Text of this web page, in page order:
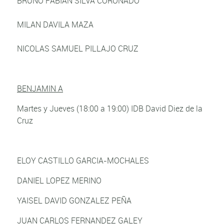
MILAN DAVILA MAZA
NICOLAS SAMUEL PILLAJO CRUZ
BENJAMIN A
Martes y Jueves (18:00 a 19:00) IDB David Diez de la
Cruz
ELOY CASTILLO GARCIA-MOCHALES
DANIEL LOPEZ MERINO
YAISEL DAVID GONZALEZ PEÑA
JUAN CARLOS FERNANDEZ GALEY